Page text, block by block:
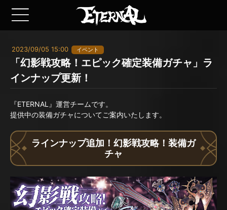
2023/09/05 15:00 イベント
「幻影戦攻略！エピック確定装備ガチャ」ラ
インナップ更新！
『ETERNAL』運営チームです。
提供中の装備ガチャについてご案内いたします。
ラインナップ追加！幻影戦攻略！装備ガ
チャ